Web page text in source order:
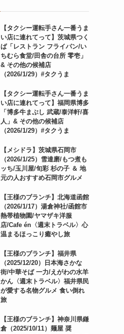
【タクシー運転手さん一番うま
い店に連れてって】茨城県つく
ば「レストラン フライパン/い
ちむら食堂/田舎の台所 零壱」
& その他の候補店
（2026/1/29）#タクうま
【タクシー運転手さん一番うま
い店に連れてって】福岡県博多
「博多牛まぶし 武蔵/泰洋軒/喜
人」& その他の候補店
（2026/1/29）#タクうま
【メシドラ】茨城県石岡市
（2026/1/25）雪達磨/もつ煮も
ッち/玉川屋/旬彩 杉の子 ＆ 地
元の人おすすめ石岡市グルメ
【王様のブランチ】北海道函館
（2026/1/17）湯倉神社/函館市
熱帯植物園/ヤマザキ洋服
店/Cafe én〈週末トラベル〉心
温まるほっこり癒やし旅
【王様のブランチ】福井県
（2025/12/20）日本海さかな
街/中華そば 一力/えがわの水羊
かん〈週末トラベル〉福井県民
が愛する名物グルメ 食い倒れ
旅
【王様のブランチ】神奈川県鎌
倉（2025/10/11）麺屋 奨